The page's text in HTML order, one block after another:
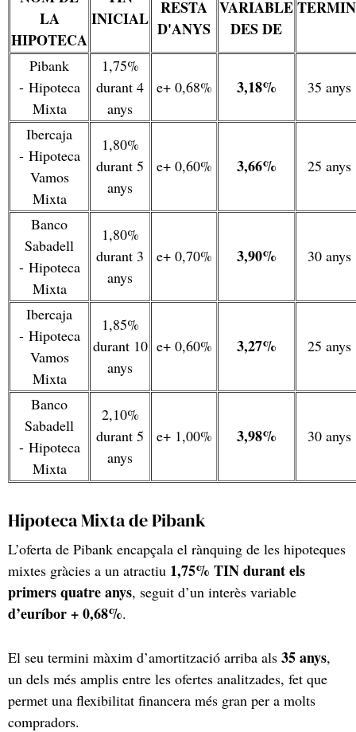
LA
HIPOTECA
INICIAL
RESTA
D'ANYS
VARIABLE
DES DE
Pibank
- Hipoteca
Mixta
1,75%
durant 4
anys
e+ 0,68% 3,18% 35 anys
Ibercaja
- Hipoteca
Vamos
Mixta
1,80%
durant 5
anys
e+ 0,60% 3,66% 25 anys
Banco
Sabadell
- Hipoteca
Mixta
1,80%
durant 3
anys
e+ 0,70% 3,90% 30 anys
Ibercaja
- Hipoteca
Vamos
Mixta
1,85%
durant 10
anys
e+ 0,60% 3,27% 25 anys
Banco
Sabadell
- Hipoteca
Mixta
2,10%
durant 5
anys
e+ 1,00% 3,98% 30 anys
Hipoteca Mixta de Pibank
L’oferta de Pibank encapçala el rànquing de les hipoteques
mixtes gràcies a un atractiu 1,75% TIN durant els
primers quatre anys, seguit d’un interès variable
d’euríbor + 0,68%.
El seu termini màxim d’amortització arriba als 35 anys,
un dels més amplis entre les ofertes analitzades, fet que
permet una flexibilitat financera més gran per a molts
compradors.